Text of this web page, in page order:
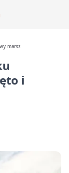
marsz
i